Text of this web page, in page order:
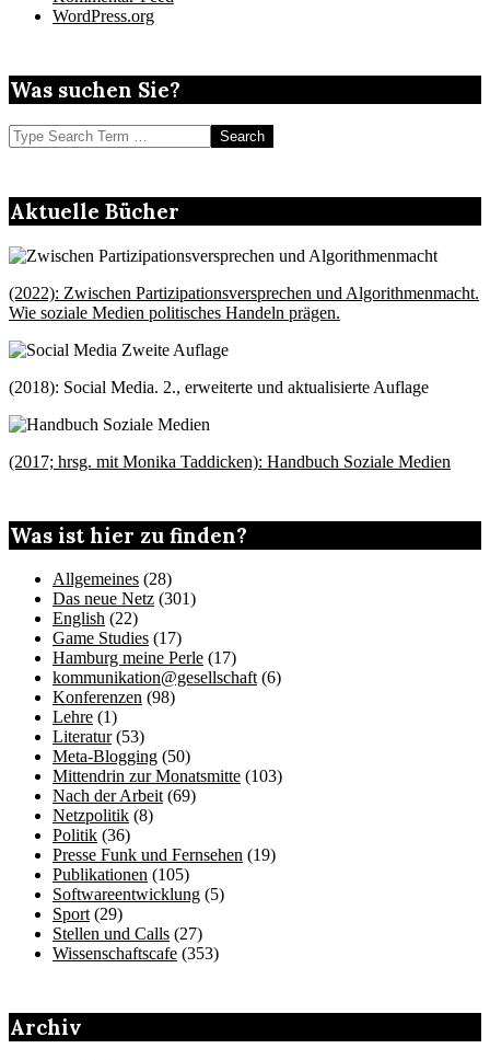
WordPress.org
Was suchen Sie?
Search
Aktuelle Bücher
(2022): Zwischen Partizipationsversprechen und Algorithmenmacht.
Wie soziale Medien politisches Handeln prägen.
(2018): Social Media. 2., erweiterte und aktualisierte Auflage
(2017; hrsg. mit Monika Taddicken): Handbuch Soziale Medien
Was ist hier zu finden?
Allgemeines (28)
Das neue Netz (301)
English (22)
Game Studies (17)
Hamburg meine Perle (17)
kommunikation@gesellschaft (6)
Konferenzen (98)
Lehre (1)
Literatur(53)
Meta-Blogging (50)
Mittendrin zur Monatsmitte (103)
Nach der Arbeit (69)
Netzpolitik (8)
Politik (36)
Presse Funk und Fernsehen (19)
Publikationen (105)
Softwareentwicklung (5)
Sport (29)
Stellen und Calls (27)
Wissenschaftscafe (353)
Archiv